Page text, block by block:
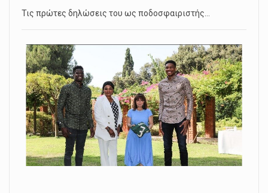
Τις πρώτες δηλώσεις του ως ποδοσφαιριστής…